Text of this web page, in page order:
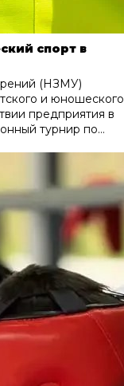
спорт в
(НЗМУ)
и юношеского
предприятия в
турнир по…